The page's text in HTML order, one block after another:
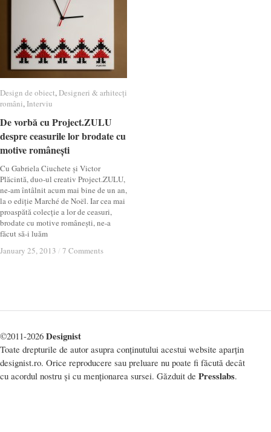
Design de obiect,Designeri & arhitecți
români, Interviu
De vorbă cu Project.ZULU
despre ceasurile lor brodate cu
motive românești
Cu Gabriela Ciuchete și Victor
Plăcintă, duo-ul creativ Project.ZULU,
ne-am întâlnit acum mai bine de un an,
la o ediție Marché de Noël. Iar cea mai
proaspătă colecție a lor de ceasuri,
brodate cu motive românești, ne-a
făcut să-i luăm
January 25, 2013 / 7 Comments
Design de obiect Designeri & arhitecți
români Interviu
De vorbă cu Project.ZULU
despre ceasurile lor brodate cu
motive românești
January 25, 2013 / 7 Comments
©2011-2026 Designist
Toate drepturile de autor asupra conținutului acestui website aparțin
designist.ro. Orice reproducere sau preluare nu poate fi făcută decât
cu acordul nostru și cu menționarea sursei. Găzduit de Presslabs.